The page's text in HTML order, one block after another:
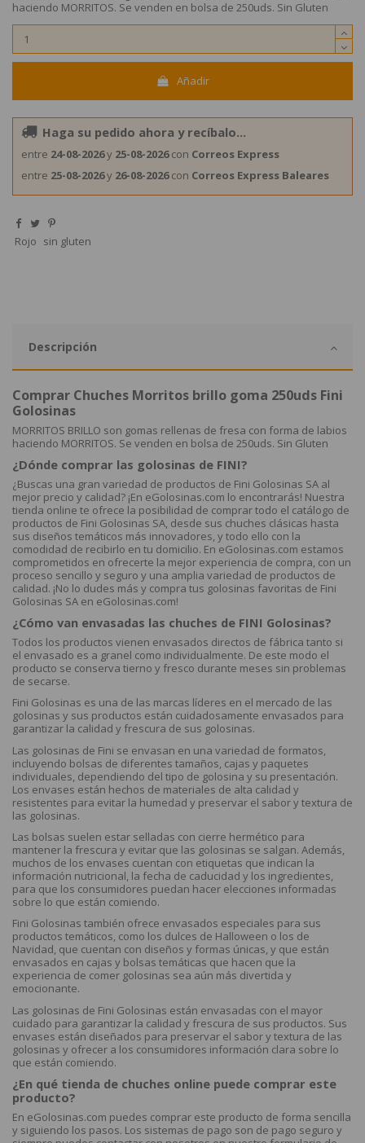
haciendo MORRITOS. Se venden en bolsa de 250uds. Sin Gluten
Añadir
Haga su pedido ahora y recíbalo...
entre 24-08-2026y 25-08-2026con Correos Express
entre 25-08-2026y 26-08-2026con Correos Express Baleares
Rojo sin gluten
Descripción
Comprar Chuches Morritos brillo goma 250uds Fini
Golosinas
MORRITOS BRILLO son gomas rellenas de fresa con forma de labios
haciendo MORRITOS. Se venden en bolsa de 250uds. Sin Gluten
¿Dónde comprar las golosinas de FINI?
¿Buscas una gran variedad de productos de Fini Golosinas SA al
mejor precio y calidad? ¡En eGolosinas.com lo encontrarás! Nuestra
tienda online te ofrece la posibilidad de comprar todo el catálogo de
productos de Fini Golosinas SA, desde sus chuches clásicas hasta
sus diseños temáticos más innovadores, y todo ello con la
comodidad de recibirlo en tu domicilio. En eGolosinas.com estamos
comprometidos en ofrecerte la mejor experiencia de compra, con un
proceso sencillo y seguro y una amplia variedad de productos de
calidad. ¡No lo dudes más y compra tus golosinas favoritas de Fini
Golosinas SA en eGolosinas.com!
¿Cómo van envasadas las chuches de FINI Golosinas?
Todos los productos vienen envasados directos de fábrica tanto si
el envasado es a granel como individualmente. De este modo el
producto se conserva tierno y fresco durante meses sin problemas
de secarse.
Fini Golosinas es una de las marcas líderes en el mercado de las
golosinas y sus productos están cuidadosamente envasados para
garantizar la calidad y frescura de sus golosinas.
Las golosinas de Fini se envasan en una variedad de formatos,
incluyendo bolsas de diferentes tamaños, cajas y paquetes
individuales, dependiendo del tipo de golosina y su presentación.
Los envases están hechos de materiales de alta calidad y
resistentes para evitar la humedad y preservar el sabor y textura de
las golosinas.
Las bolsas suelen estar selladas con cierre hermético para
mantener la frescura y evitar que las golosinas se salgan. Además,
muchos de los envases cuentan con etiquetas que indican la
información nutricional, la fecha de caducidad y los ingredientes,
para que los consumidores puedan hacer elecciones informadas
sobre lo que están comiendo.
Fini Golosinas también ofrece envasados especiales para sus
productos temáticos, como los dulces de Halloween o los de
Navidad, que cuentan con diseños y formas únicas, y que están
envasados en cajas y bolsas temáticas que hacen que la
experiencia de comer golosinas sea aún más divertida y
emocionante.
Las golosinas de Fini Golosinas están envasadas con el mayor
cuidado para garantizar la calidad y frescura de sus productos. Sus
envases están diseñados para preservar el sabor y textura de las
golosinas y ofrecer a los consumidores información clara sobre lo
que están comiendo.
¿En qué tienda de chuches online puede comprar este
producto?
En eGolosinas.com puedes comprar este producto de forma sencilla
y siguiendo los pasos. Los sistemas de pago son de pago seguro y